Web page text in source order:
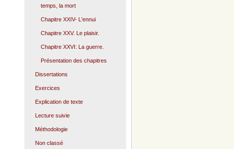
temps, la mort
Chapitre XXIV- L'ennui
Chapitre XXV. Le plaisir.
Chapitre XXVI: La guerre.
Présentation des chapitres
Dissertations
Exercices
Explication de texte
Lecture suivie
Méthodologie
Non classé